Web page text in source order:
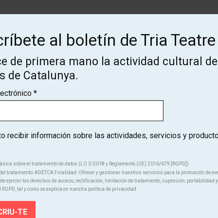
19.5 €
¡Suscríbete al boletín de Tria
Teatre!
de primera mano la actividad cultural de los teatros de
al boletín de Tria Teatre
de primera mano la actividad cultural
de Catalunya.
*
recibir información sobre las actividades, servicios y
sobre el tratamiento de datos (LO 3/2018 y Reglamento (UE) 2016/679 ]RGPD])
tratamiento: ADETCA Finalidad: Ofrecer y gestionar nuestros servicios para la promoción de
ejercer los derechos de acceso, rectificación, limitación de tratamiento, supresión, portabilidad y
RGPD, tal y como se explica en nuestra política de privacidad.